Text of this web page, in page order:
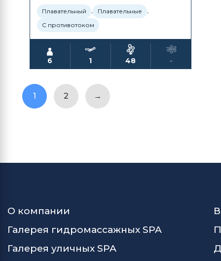
Плавательный , Плавательные ,
С противотоком
6 1 48 -
1 2 →
О компании
Галерея гидромассажных SPA
Галерея уличных SPA